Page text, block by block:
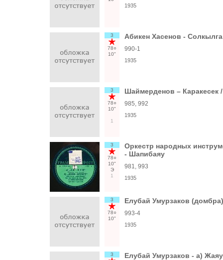
1935
3
78○
10"
Абикен Хасенов -
990-1
1935
3
78○
10"
1
Шаймерденов – Каракесек
985, 992
1935
3
78○
10"
Э
1
Оркестр народных
- Шапибаяу
981, 993
1935
3
78○
10"
Елубай Умурзаков
993-4
1935
3 Елубай Умурзаков - a)